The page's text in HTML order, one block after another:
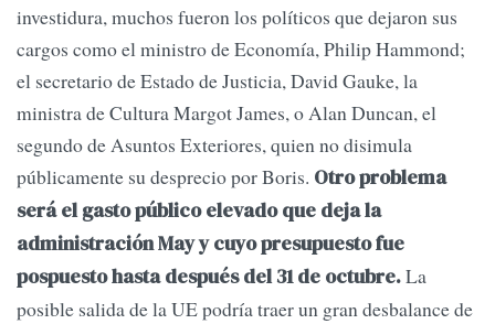
investidura, muchos fueron los políticos que dejaron sus
cargos como el ministro de Economía, Philip Hammond;
el secretario de Estado de Justicia, David Gauke, la
ministra de Cultura Margot James, o Alan Duncan, el
segundo de Asuntos Exteriores, quien no disimula
públicamente su desprecio por Boris. Otro problema
será el gasto público elevado que deja la
administración May y cuyo presupuesto fue
pospuesto hasta después del 31 de octubre.La
posible salida de la UE podría traer un gran desbalance de